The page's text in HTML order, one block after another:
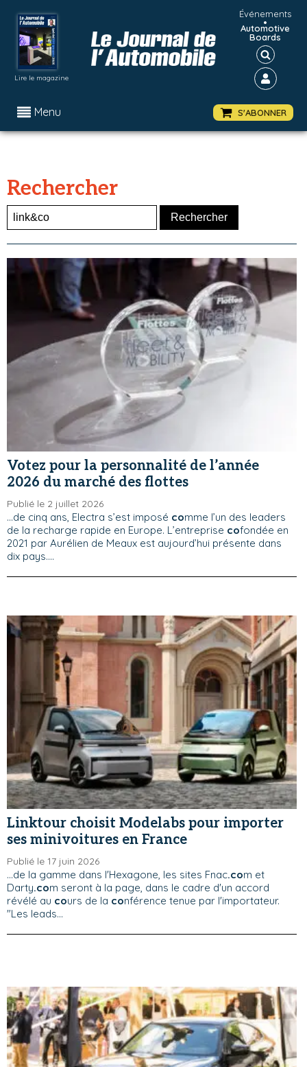
Lire le magazine
Événements
•
Automotive
Boards
Menu S'ABONNER
Rechercher
Votez pour la personnalité de l’année
2026 du marché des flottes
Publié le 2 juillet 2026
...de cinq ans, Electra s’est imposé comme l’un des leaders
de la recharge rapide en Europe. L’entreprise cofondée en
2021 par Aurélien de Meaux est aujourd’hui présente dans
dix pays....
Linktour choisit Modelabs pour importer
ses minivoitures en France
Publié le 17 juin 2026
...de la gamme dans l'Hexagone, les sites Fnac.com et
Darty.com seront à la page, dans le cadre d'un accord
révélé au cours de la conférence tenue par l'importateur.
"Les leads...